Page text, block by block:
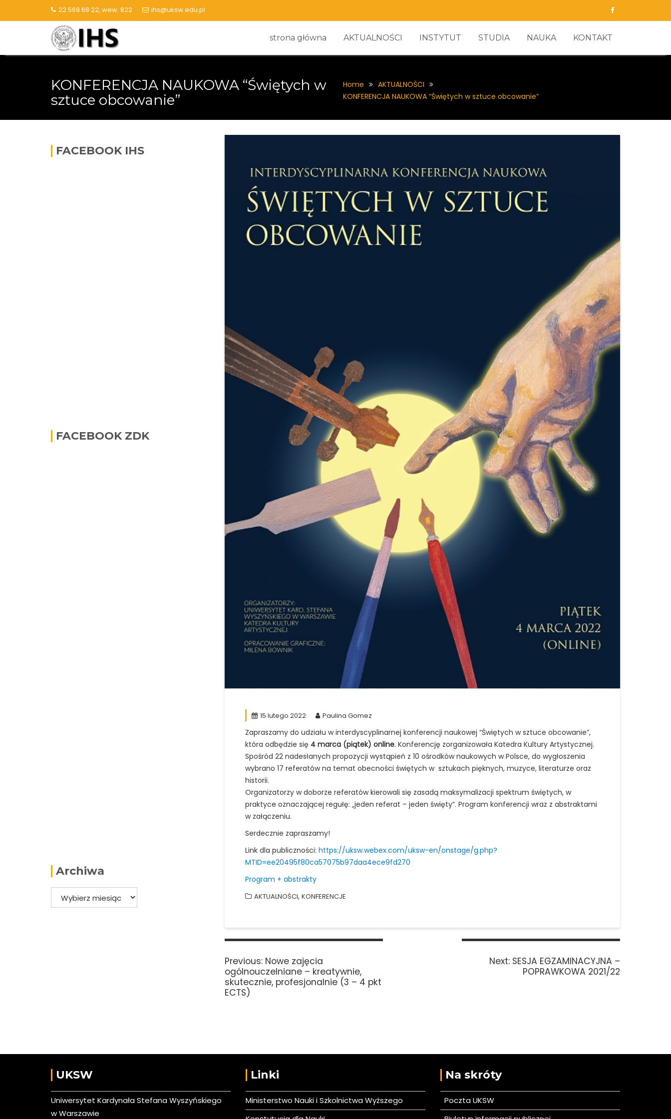
22 569 68 22, wew. 822 ihs@uksw.edu.pl
strona główna AKTUALNOŚCI INSTYTUT STUDIA NAUKA KONTAKT
KONFERENCJA NAUKOWA “Świętych w
sztuce obcowanie”
Home
AKTUALNOŚCI
KONFERENCJA NAUKOWA “Świętych w sztuce obcowanie”
15 lutego 2022 Paulina Gomez
Zapraszamy do udziału w interdyscyplinarnej konferencji naukowej “Świętych w sztuce obcowanie”,
która odbędzie się 4 marca (piątek) online. Konferencję zorganizowała Katedra Kultury Artystycznej.
Spośród 22 nadesłanych propozycji wystąpień z 10 ośrodków naukowych w Polsce, do wygłoszenia
wybrano 17 referatów na temat obecności świętych w sztukach pięknych, muzyce, literaturze oraz
historii.
Organizatorzy w doborze referatów kierowali się zasadą maksymalizacji spektrum świętych, w
praktyce oznaczającej regułę: „jeden referat – jeden święty”. Program konferencji wraz z abstraktami
w załączeniu.
Serdecznie zapraszamy!
Link dla publiczności: https://uksw.webex.com/uksw-en/onstage/g.php?
MTID=ee20495f80ca57075b97daa4ece9fd270
Program + abstrakty
AKTUALNOŚCI, KONFERENCJE
Nawigacja
Previous: Previous
post:
Nowe zajęcia
ogólnouczelniane – kreatywnie,
skutecznie, profesjonalnie (3 – 4 pkt
ECTS)
Next: Next
post:
SESJA EGZAMINACYJNA –
POPRAWKOWA 2021/22
FACEBOOK IHS
FACEBOOK ZDK
Archiwa
Archiwa
UKSW
Uniwersytet Kardynała Stefana Wyszyńskiego
w Warszawie
Linki
Ministerstwo Nauki i Szkolnictwa Wyższego
Na skróty
Poczta UKSW